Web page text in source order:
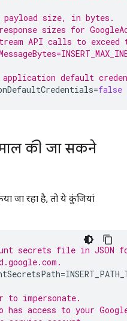
payload size, in bytes.
sizes for
API calls to
application default
=false
की जा सकने
जा रहा है, तो ये कुंजियां
secrets file in JSON
=
to impersonate.
has access to your